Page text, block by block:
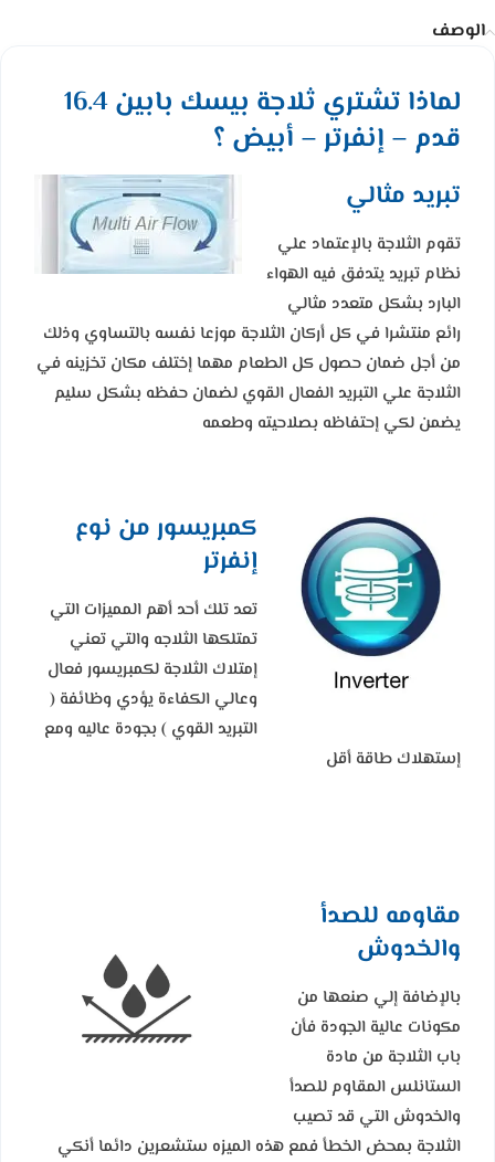
الوصف
لماذا تشتري ثلاجة بيسك بابين 16.4
قدم – إنفرتر – أبيض ؟
تبريد مثالي
تقوم الثلاجة بالإعتماد علي
نظام تبريد يتدفق فيه الهواء
البارد بشكل متعدد مثالي
رائع منتشرا في كل أركان الثلاجة موزعا نفسه بالتساوي وذلك
من أجل ضمان حصول كل الطعام مهما إختلف مكان تخزينه في
الثلاجة علي التبريد الفعال القوي لضمان حفظه بشكل سليم
يضمن لكي إحتفاظه بصلاحيته وطعمه
كمبريسور من نوع
إنفرتر
تعد تلك أحد أهم المميزات التي
تمتلكها الثلاجه والتي تعني
إمتلاك الثلاجة لكمبريسور فعال
وعالي الكفاءة يؤدي وظائفة (
التبريد القوي ) بجودة عاليه ومع
إستهلاك طاقة أقل
مقاومه للصدأ
والخدوش
بالإضافة إلي صنعها من
مكونات عالية الجودة فأن
باب الثلاجة من مادة
الستانلس المقاوم للصدأ
والخدوش التي قد تصيب
الثلاجة بمحض الخطأ فمع هذه الميزه ستشعرين دائما أنكي